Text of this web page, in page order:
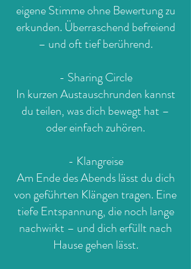
eigene Stimme ohne Bewertung zu
erkunden. Überraschend befreiend
– und oft tief berührend.
- Sharing Circle
In kurzen Austauschrunden kannst
du teilen, was dich bewegt hat –
oder einfach zuhören.
- Klangreise
Am Ende des Abends lässt du dich
von geführten Klängen tragen. Eine
tiefe Entspannung, die noch lange
nachwirkt – und dich erfüllt nach
Hause gehen lässt.